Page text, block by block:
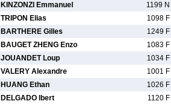
KINZONZI Emmanuel
1199 N
TRIPON Elias
1098 F
BARTHERE Gilles
1249 F
BAUGET ZHENG Enzo
1083 F
JOUANDET Loup
1034 F
VALERY Alexandre
1001 F
HUANG Ethan
1026 F
DELGADO Ibert
1120 F